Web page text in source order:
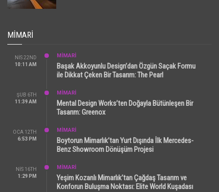
MIMARI
NIS 22ND
10:11 AM
MİMARİ
Başak Akkoyunlu Design’dan Özgün Saçak Formu
ile Dikkat Çeken Bir Tasarım: The Pearl
ŞUB 6TH
11:39 AM
MİMARİ
Mental Design Works’ten Doğayla Bütünleşen Bir
Tasarım: Greenox
OCA 12TH
6:53 PM
MİMARİ
Boytorun Mimarlık’tan Yurt Dışında İlk Mercedes-
Benz Showroom Dönüşüm Projesi
NIS 16TH
1:29 PM
MİMARİ
Yeşim Kozanlı Mimarlık’tan Çağdaş Tasarım ve
Konforun Buluşma Noktası: Elite World Kuşadası